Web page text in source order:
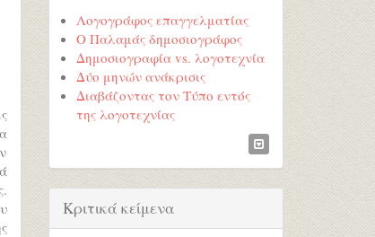
Λογογράφος επαγγελματίας
Ο Παλαμάς δημοσιογράφος
Δημοσιογραφία vs. λογοτεχνία
Δύο μηνών ανάκρισις
Διαβάζοντας τον Τύπο εντός
της λογοτεχνίας
Κριτικά κείμενα